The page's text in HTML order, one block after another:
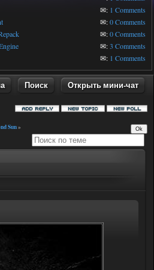
✉: 1 Comments
✉:0 Comments
✉:0 Comments
✉:3 Comments
✉: 1 Comments
Поиск Открыть мини-чат
Sun»